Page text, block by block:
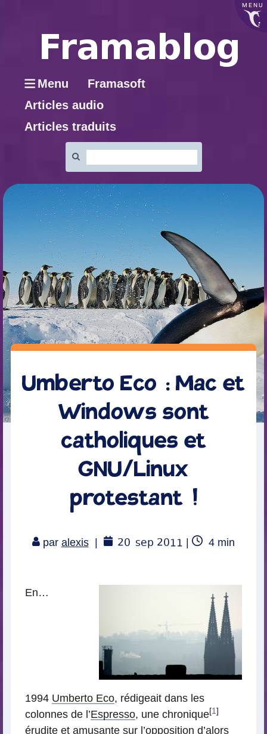
MENU
Menu
Framasoft
Articles audio
Articles traduits
:
Umberto Eco : Mac et
Windows sont
catholiques et
GNU/Linux
protestant !
par alexis 20 sep 2011 |
Temps
4 min
En…
1994 Umberto Eco, rédigeait dans les
colonnes de l’Espresso, une chronique[1]
érudite et amusante sur l’opposition d’alors